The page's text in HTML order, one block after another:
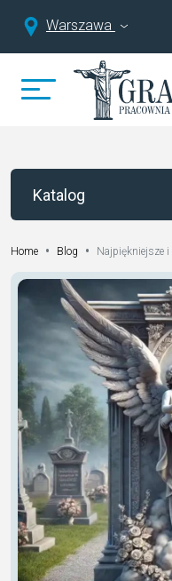
Warszawa
Katalog
Home • Blog • Najpiękniejsze